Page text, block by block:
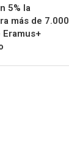
5% la
más de 7.000